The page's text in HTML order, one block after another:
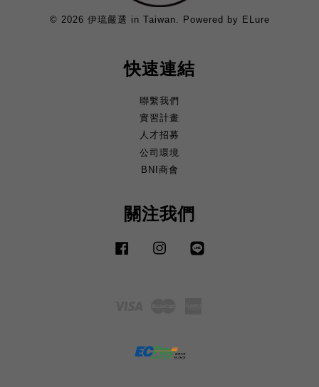
© 2026 伊琉嚴選 in Taiwan. Powered by ELure
快速連結
聯繫我們
實習計畫
人才招募
公司環境
BNI商會
關注我們
Facebook Instagram